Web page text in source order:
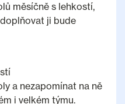
měsíčně s lehkostí,
ji bude
a nezapomínat na ně
i velkém týmu.